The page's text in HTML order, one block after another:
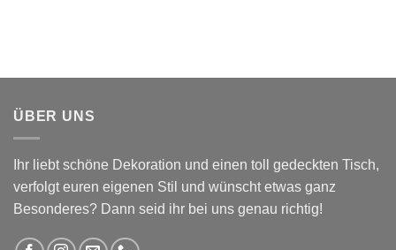
ÜBER UNS
Ihr liebt schöne Dekoration und einen toll gedeckten Tisch,
verfolgt euren eigenen Stil und wünscht etwas ganz
Besonderes? Dann seid ihr bei uns genau richtig!